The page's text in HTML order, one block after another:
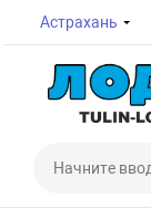
Астрахань